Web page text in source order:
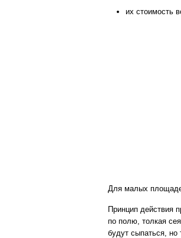
их стоимость
Для малых
Принцип действия
по полю, толкая
будут сыпаться, но